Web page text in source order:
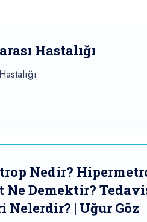
Hastalığı
Nedir?
Ne Demektir?
| Uğur Göz